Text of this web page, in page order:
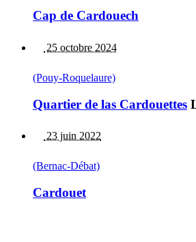
Cap de Cardouech
25 octobre 2024
(Pouy-Roquelaure)
Quartier de las Cardouettes
23 juin 2022
(Bernac-Débat)
Cardouet